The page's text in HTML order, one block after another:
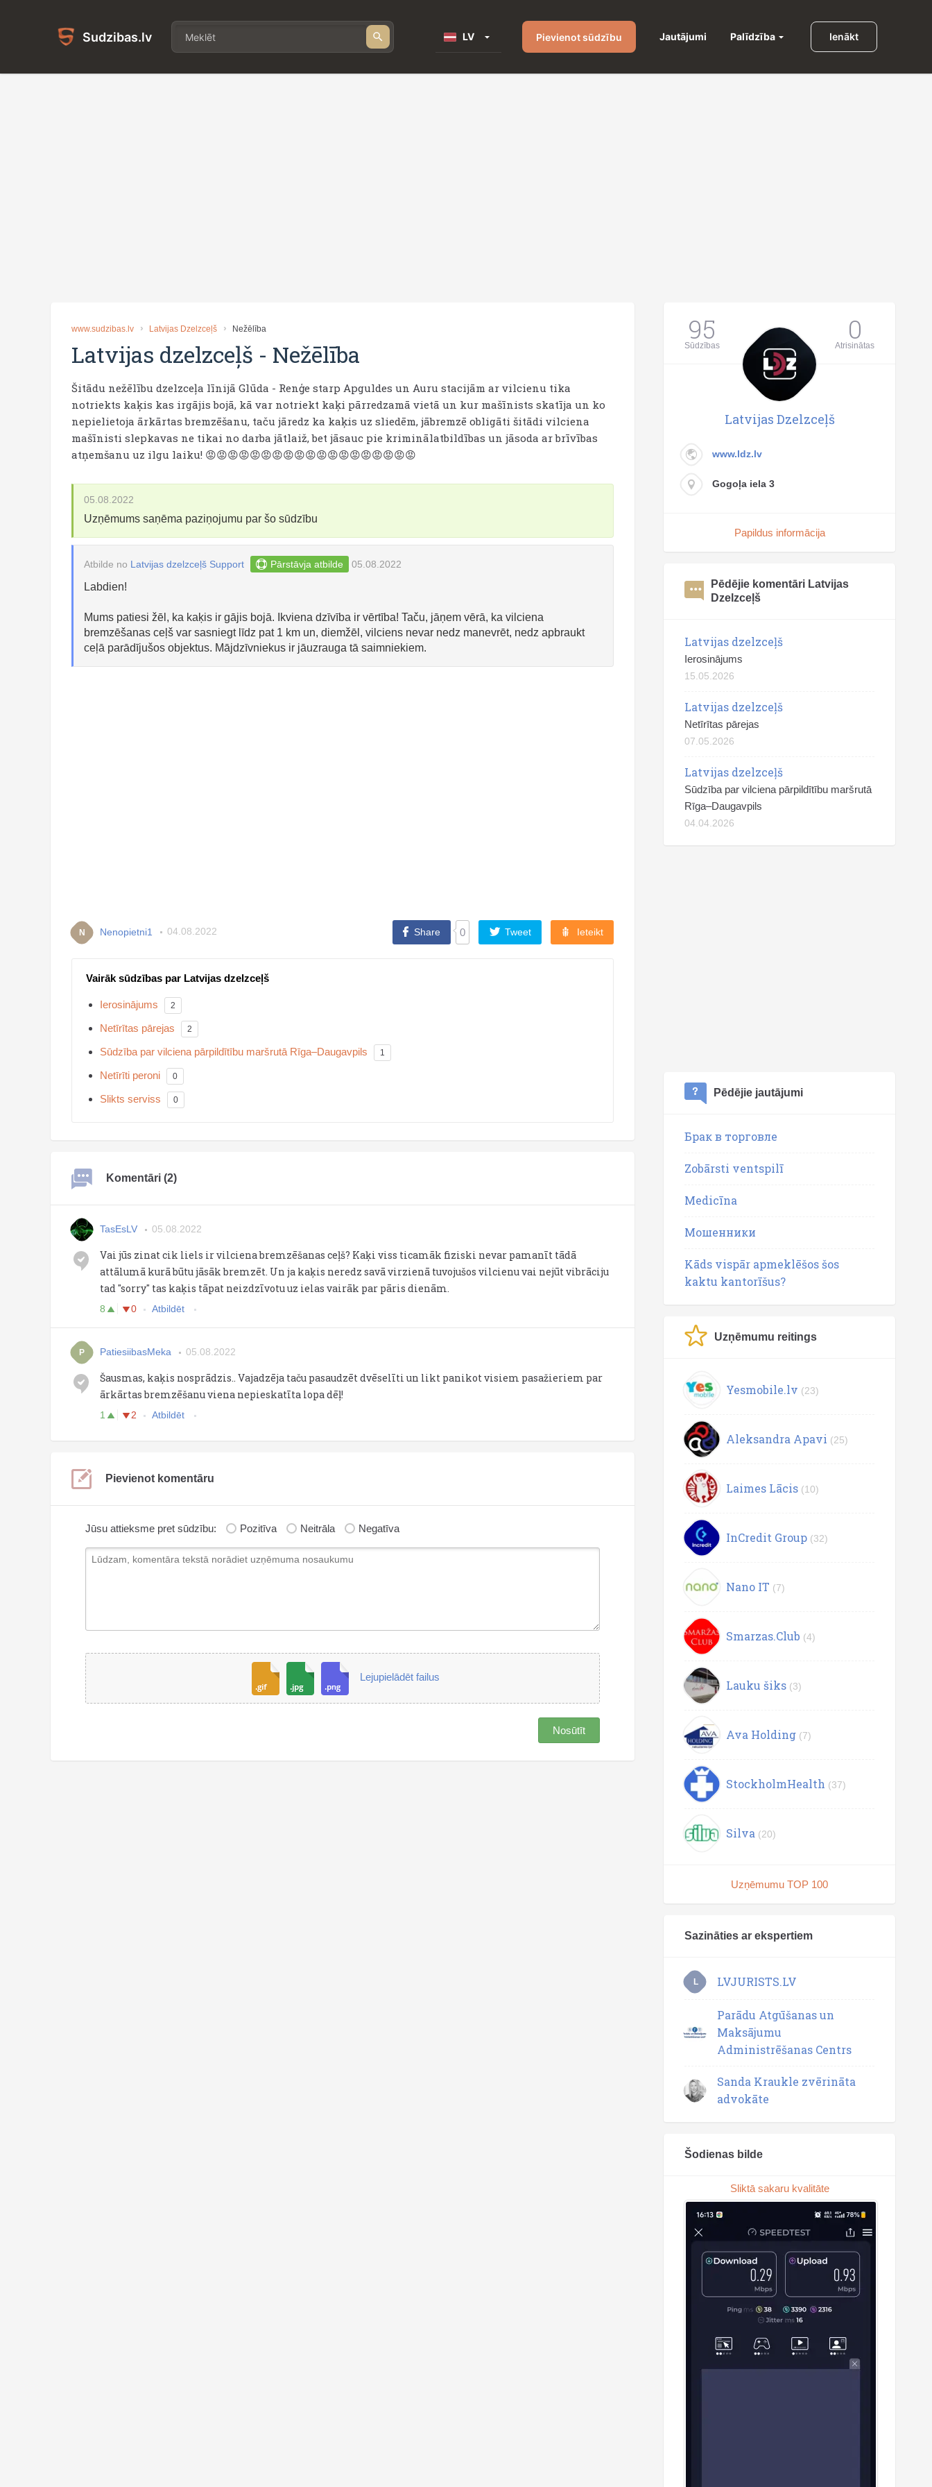
Sudzibas.lv LV Pievienot sūdzību Jautājumi Palīdzība Ienākt
www.sudzibas.lv Latvijas Dzelzceļš Nežēlība
Latvijas dzelzceļš - Nežēlība
Šitādu nežēlību dzelzceļa līnijā Glūda - Renģe starp Apguldes un Auru stacijām ar vilcienu tika
notriekts kaķis kas irgājis bojā, kā var notriekt kaķi pārredzamā vietā un kur mašīnists skatīja un ko
nepielietoja ārkārtas bremzēšanu, taču jāredz ka kaķis uz sliedēm, jābremzē obligāti šitādi vilciena
mašīnisti slepkavas ne tikai no darba jātlaiž, bet jāsauc pie kriminālatbildības un jāsoda ar brīvības
atņemšanu uz ilgu laiku! 😡😡😡😡😡😡😡😡😡😡😡😡😡😡😡😡😡😡😡
05.08.2022
Uzņēmums saņēma paziņojumu par šo sūdzību
Atbilde no Latvijas dzelzceļš Support Pārstāvja atbilde 05.08.2022
Labdien!
Mums patiesi žēl, ka kaķis ir gājis bojā. Ikviena dzīvība ir vērtība! Taču, jāņem vērā, ka vilciena
bremzēšanas ceļš var sasniegt līdz pat 1 km un, diemžēl, vilciens nevar nedz manevrēt, nedz apbraukt
ceļā parādījušos objektus. Mājdzīvniekus ir jāuzrauga tā saimniekiem.
N Nenopietni1 04.08.2022 Share 0 Tweet Ieteikt
Vairāk sūdzības par Latvijas dzelzceļš
Ierosinājums 2
Netīrītas pārejas 2
Sūdzība par vilciena pārpildītību maršrutā Rīga–Daugavpils 1
Netīrīti peroni 0
Slikts serviss 0
Komentāri (2)
TasEsLV 05.08.2022
Vai jūs zinat cik liels ir vilciena bremzēšanas ceļš? Kaķi viss ticamāk fiziski nevar pamanīt tādā
attālumā kurā būtu jāsāk bremzēt. Un ja kaķis neredz savā virzienā tuvojušos vilcienu vai nejūt vibrāciju
tad "sorry" tas kaķis tāpat neizdzīvotu uz ielas vairāk par pāris dienām.
8 0 Atbildēt
P PatiesiibasMeka 05.08.2022
Šausmas, kaķis nosprādzis.. Vajadzēja taču pasaudzēt dvēselīti un likt panikot visiem pasažieriem par
ārkārtas bremzēšanu viena nepieskatīta lopa dēļ!
1 2 Atbildēt
Pievienot komentāru
Jūsu attieksme pret sūdzību: Pozitīva Neitrāla Negatīva
Lejupielādēt failus
Nosūtīt
95
Sūdzības 0
Atrisinātas
Latvijas Dzelzceļš
www.ldz.lv
Gogoļa iela 3
Papildus informācija
Pēdējie komentāri Latvijas
Dzelzceļš
Latvijas dzelzceļš
Ierosinājums
15.05.2026
Latvijas dzelzceļš
Netīrītas pārejas
07.05.2026
Latvijas dzelzceļš
Sūdzība par vilciena pārpildītību maršrutā
Rīga–Daugavpils
04.04.2026
Pēdējie jautājumi
Брак в торговле
Zobārsti ventspilī
Medicīna
Мошенники
Kāds vispār apmeklēšos šos
kaktu kantorīšus?
Uzņēmumu reitings
Yesmobile.lv (23)
Aleksandra Apavi (25)
Laimes Lācis (10)
InCredit Group (32)
Nano IT (7)
Smarzas.Club (4)
Lauku šiks (3)
Ava Holding (7)
StockholmHealth (37)
Silva (20)
Uzņēmumu TOP 100
Sazināties ar ekspertiem
L LVJURISTS.LV
Parādu Atgūšanas un
Maksājumu
Administrēšanas Centrs
Sanda Kraukle zvērināta
advokāte
Šodienas bilde
Sliktā sakaru kvalitāte